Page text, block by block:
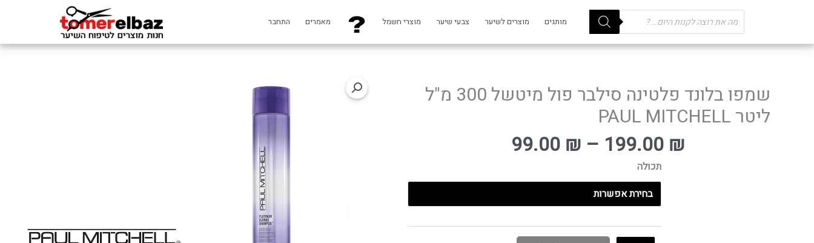
מותגים מוצרים לשיער צבעי שיער מוצרי חשמל מאמרים התחבר
Products
search
שמפו בלונד פלטינה סילבר פול מיטשל 300 מ"ל
ליטר PAUL MITCHELL
99.00 ₪ – 199.00 ₪
טווח
מחירים:
⁦99.00 ₪⁩
תכולה